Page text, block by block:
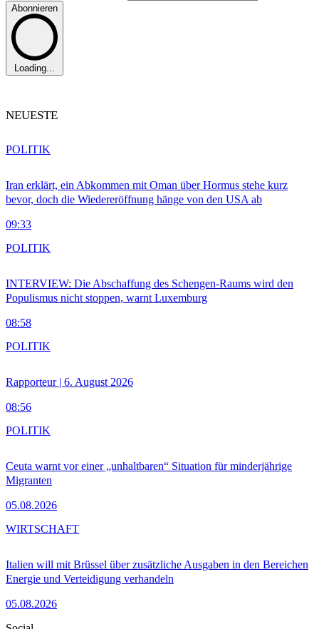
Abonnieren
Loading...
NEUESTE
Iran erklärt, ein Abkommen mit Oman über Hormus stehe kurz
bevor, doch die Wiedereröffnung hänge von den USA ab
09:33
POLITIK
INTERVIEW: Die Abschaffung des Schengen-Raums wird den
Populismus nicht stoppen, warnt Luxemburg
08:58
POLITIK
Rapporteur | 6. August 2026
08:56
POLITIK
Ceuta warnt vor einer „unhaltbaren“ Situation für minderjährige
Migranten
05.08.2026
POLITIK
Italien will mit Brüssel über zusätzliche Ausgaben in den Bereichen
Energie und Verteidigung verhandeln
05.08.2026
WIRTSCHAFT